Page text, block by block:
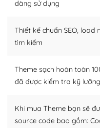
– Sở hữu một cộng
người cuồng tín
kiếm những cộng đồng
lời, giải đáp vấn đề của
dàng sử dụng
Thiết kế chuẩn SEO, load
tìm kiếm
Theme sạch hoàn toàn
đã được kiểm tra kỹ
Khi mua Theme bạn sẽ
source code bao gồm: